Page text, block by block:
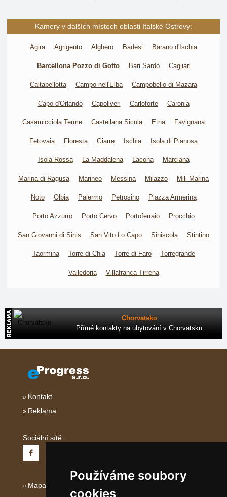
Používáme soubory
cookies
Kamery v dalších místech oblasti Italské Ostrovy:
Agira Agrigento Alghero Badesi Barano d'Ischia
Barcellona Pozzo di Gotto Bari Sardo Cagliari
Caltabellotta Campo nell'Elba Campobello di Mazara
Capo d'Orlando Capoliveri Carloforte Caronia
Casamicciola Terme Castellana Sicula Etna Favignana
Fetovaia Floresta Giarre Ischia Isola di Pianosa
Isola Rossa La Maddalena Lacona Marciana
Marina di Ragusa Marineo Messina Milazzo Mili Marina
Noto Olbia Palermo Petrosino Piazza Armerina
Porto Azzurro Porto Cervo Portoferraio Procchio
San Giovanni di Sinis San Vito Lo Capo Siniscola Stintino
Taormina Torre di Chia Torre di Faro Torregrande
Valledoria Villafranca Tirrena
Chorvatsko
Přímé kontakty na ubytování v Chorvatsku
Kontakt
Reklama
Sociální sítě:
Mapa serveru Italské Ostrovy